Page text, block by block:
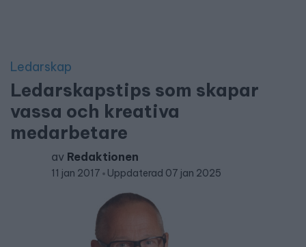
Ledarskap
Ledarskapstips som skapar
vassa och kreativa
medarbetare
av Redaktionen
11 jan 2017 Uppdaterad 07 jan 2025